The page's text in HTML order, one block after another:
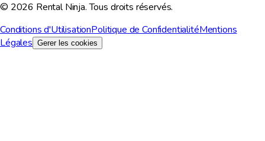
© 2026 Rental Ninja. Tous droits réservés.
Conditions d'UtilisationPolitique de ConfidentialitéMentions
Légales Gerer les cookies